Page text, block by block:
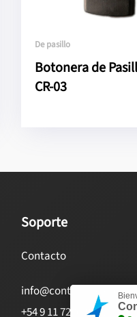
De pasillo
Botonera de
CR-03
Soporte
Contacto
info@controlrise.com
+54 9 11 7236-9185